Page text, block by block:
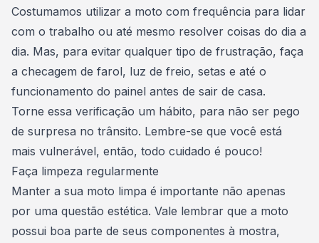
Costumamos utilizar a moto com frequência para lidar
com o trabalho ou até mesmo resolver coisas do dia a
dia. Mas, para evitar qualquer tipo de frustração, faça
a checagem de farol, luz de freio, setas e até o
funcionamento do painel antes de sair de casa.
Torne essa verificação um hábito, para não ser pego
de surpresa no trânsito. Lembre-se que você está
mais vulnerável, então, todo cuidado é pouco!
Faça limpeza regularmente
Manter a sua moto limpa é importante não apenas
por uma questão estética. Vale lembrar que a moto
possui boa parte de seus componentes à mostra,